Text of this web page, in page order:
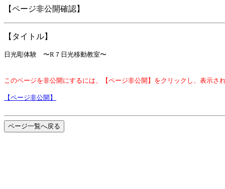
【ページ非公開確認】
【タイトル】
日光彫体験 〜R７日光移動教室〜
このページを非公開にするには、【ページ非公開】をクリックし、表示さ
【ページ非公開】